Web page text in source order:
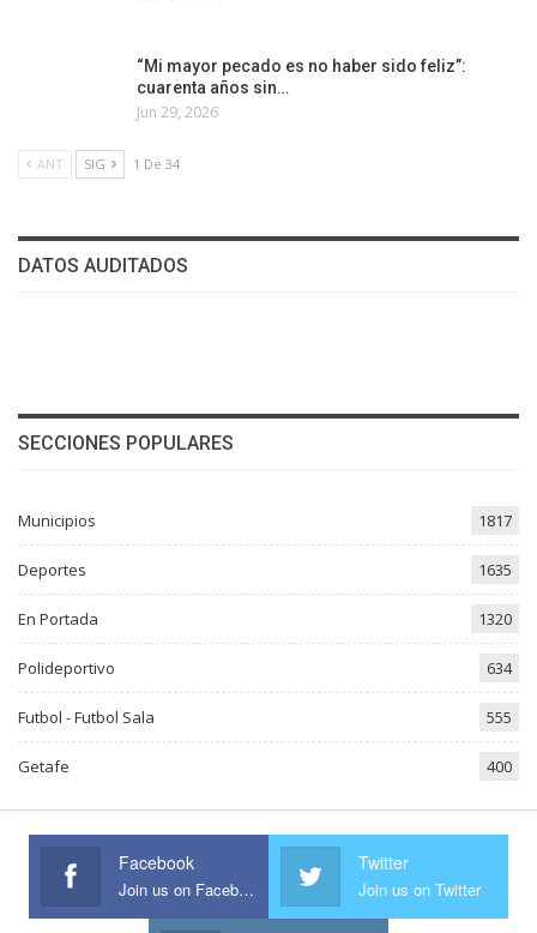
“Mi mayor pecado es no haber sido feliz”:
cuarenta años sin…
Jun 29, 2026
ANT SIG 1 De 34
DATOS AUDITADOS
SECCIONES POPULARES
Municipios 1817
Deportes 1635
En Portada 1320
Polideportivo 634
Futbol - Futbol Sala 555
Getafe 400
Facebook
Join us on Facebook
Twitter
Join us on Twitter